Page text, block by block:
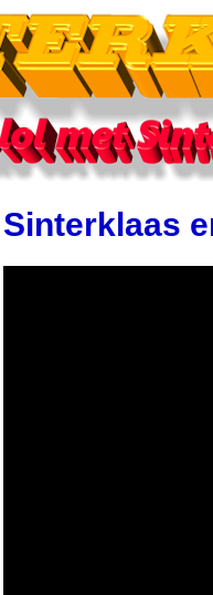
Sinterklaas